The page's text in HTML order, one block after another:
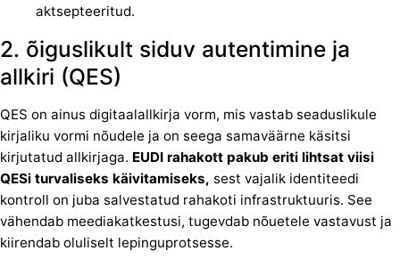
aktsepteeritud.
2. õiguslikult siduv autentimine ja
allkiri (QES)
QES on ainus digitaalallkirja vorm, mis vastab seaduslikule
kirjaliku vormi nõudele ja on seega samaväärne käsitsi
kirjutatud allkirjaga. EUDI rahakott pakub eriti lihtsat viisi
QESi turvaliseks käivitamiseks, sest vajalik identiteedi
kontroll on juba salvestatud rahakoti infrastruktuuris. See
vähendab meediakatkestusi, tugevdab nõuetele vastavust ja
kiirendab oluliselt lepinguprotsesse.